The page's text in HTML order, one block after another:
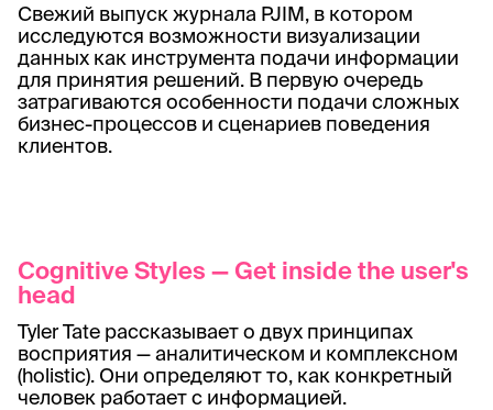
Свежий выпуск журнала PJIM, в котором
исследуются возможности визуализации
данных как инструмента подачи информации
для принятия решений. В первую очередь
затрагиваются особенности подачи сложных
бизнес-процессов и сценариев поведения
клиентов.
Cognitive Styles — Get inside the user's
head
Tyler Tate рассказывает о двух принципах
восприятия — аналитическом и комплексном
(holistic). Они определяют то, как конкретный
человек работает с информацией.